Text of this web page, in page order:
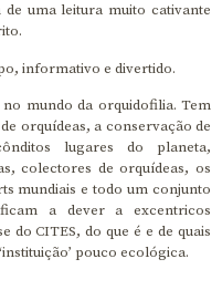
uma leitura muito cativante
informativo e divertido.
mundo da orquidofilia. Tem
orquídeas, a conservação de
lugares do planeta,
colectores de orquídeas, os
mundiais e todo um conjunto
a dever a excentricos
do CITES, do que é e de quais
pouco ecológica.